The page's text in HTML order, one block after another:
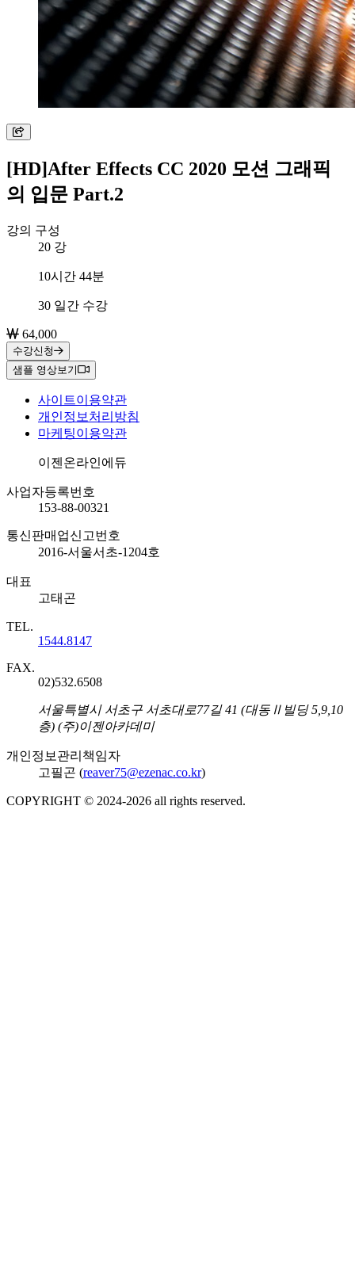
[HD]After Effects CC 2020 모션 그래픽
의 입문 Part.2
강의 구성
20 강
총 학습시간
10시간 44분
수강 기간30 일간 수강
64,000
수강신청
샘플 영상보기
사이트이용약관
개인정보처리방침
마케팅이용약관
회사명이젠온라인에듀
사업자등록번호
153-88-00321
통신판매업신고번호
2016-서울서초-1204호
대표
고태곤
TEL.
1544.8147
FAX.
02)532.6508
서울특별시 서초구 서초대로77길 41 (대동Ⅱ빌딩 5,9,10
층) (주)이젠아카데미
개인정보관리책임자
고필곤 (reaver75@ezenac.co.kr)
COPYRIGHT © 2024-2026 all rights reserved.